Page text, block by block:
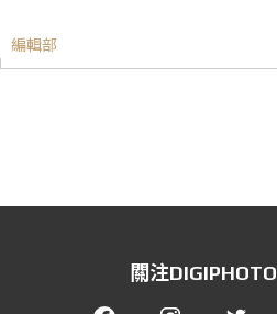
編輯部
關注DIGIPHOTO